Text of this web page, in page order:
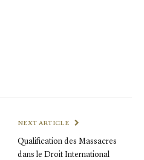
NEXT ARTICLE
Qualification des Massacres
dans le Droit International